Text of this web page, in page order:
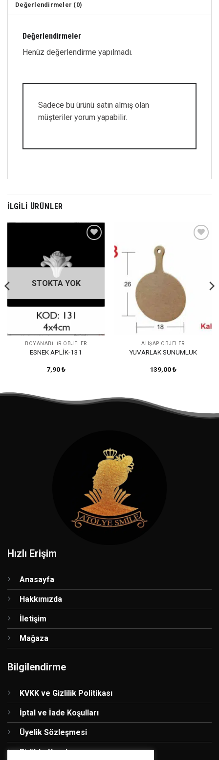
Değerlendirmeler (0)
Değerlendirmeler
Henüz değerlendirme yapılmadı.
Sadece bu ürünü satın almış olan
müşteriler yorum yapabilir.
İLGILI ÜRÜNLER
STOKTA YOK
BOYANABILIR OBJELER
ESNEK APLİK-131
7,90₺
AHŞAP OBJELER
YUVARLAK SUNUMLUK
139,00₺
Hızlı Erişim
Anasayfa
Hakkımızda
İletişim
Mağaza
Bilgilendirme
KVKK ve Gizlilik Politikası
İptal ve İade Koşulları
Üyelik Sözleşmesi
Birlikte Yapalım